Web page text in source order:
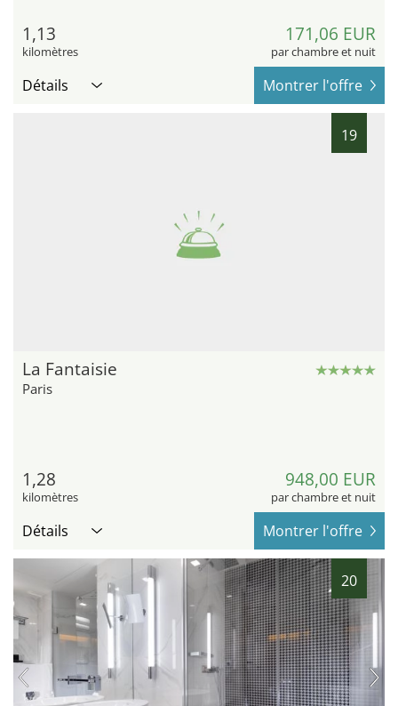
1,13
kilomètres
171,06 EUR
par chambre et nuit
Détails Montrer l'offre
19
La Fantaisie
Paris
1,28
kilomètres
948,00 EUR
par chambre et nuit
Détails Montrer l'offre
20